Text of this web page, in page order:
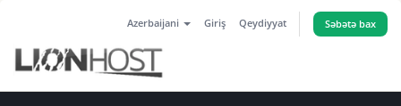
Azerbaijani Giriş Qeydiyyat Səbətə bax